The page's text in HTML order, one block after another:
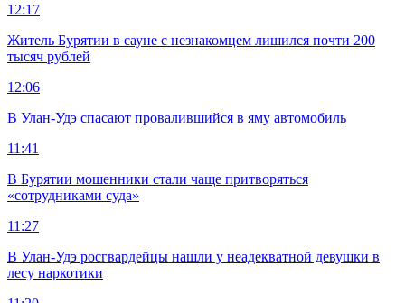
12:17
Житель Бурятии в сауне с незнакомцем лишился почти 200
тысяч рублей
12:06
В Улан-Удэ спасают провалившийся в яму автомобиль
11:41
В Бурятии мошенники стали чаще притворяться
«сотрудниками суда»
11:27
В Улан-Удэ росгвардейцы нашли у неадекватной девушки в
лесу наркотики